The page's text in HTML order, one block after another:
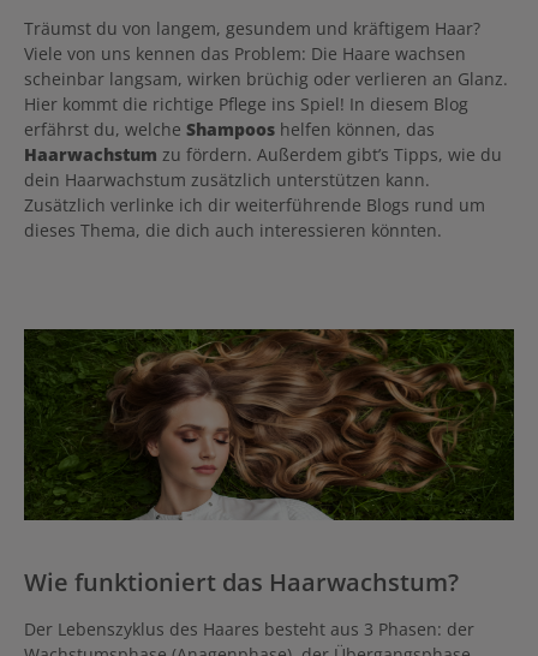
Träumst du von langem, gesundem und kräftigem Haar?
Viele von uns kennen das Problem: Die Haare wachsen
scheinbar langsam, wirken brüchig oder verlieren an Glanz.
Hier kommt die richtige Pflege ins Spiel! In diesem Blog
erfährst du, welche Shampoos helfen können, das
Haarwachstum zu fördern. Außerdem gibt’s Tipps, wie du
dein Haarwachstum zusätzlich unterstützen kann.
Zusätzlich verlinke ich dir weiterführende Blogs rund um
dieses Thema, die dich auch interessieren könnten.
Wie funktioniert das Haarwachstum?
Der Lebenszyklus des Haares besteht aus 3 Phasen: der